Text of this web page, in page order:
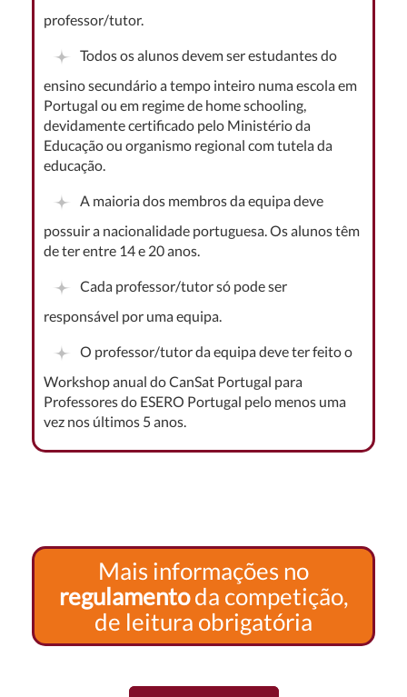
professor/tutor.
Todos os alunos devem ser estudantes do
ensino secundário a tempo inteiro numa escola em
Portugal ou em regime de home schooling,
devidamente certificado pelo Ministério da
Educação ou organismo regional com tutela da
educação.
A maioria dos membros da equipa deve
possuir a nacionalidade portuguesa. Os alunos têm
de ter entre 14 e 20 anos.
Cada professor/tutor só pode ser
responsável por uma equipa.
O professor/tutor da equipa deve ter feito o
Workshop anual do CanSat Portugal para
Professores do ESERO Portugal pelo menos uma
vez nos últimos 5 anos.
Mais informações no
regulamentoda competição,
de leitura obrigatória